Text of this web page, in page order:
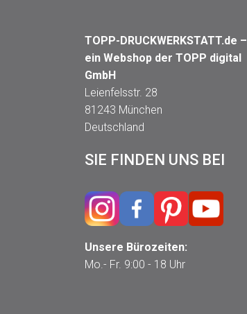
TOPP-DRUCKWERKSTATT.de –
ein Webshop der TOPP digital
GmbH
Leienfelsstr. 28
81243 München
Deutschland
SIE FINDEN UNS BEI
Unsere Bürozeiten:
Mo.- Fr. 9:00 - 18 Uhr